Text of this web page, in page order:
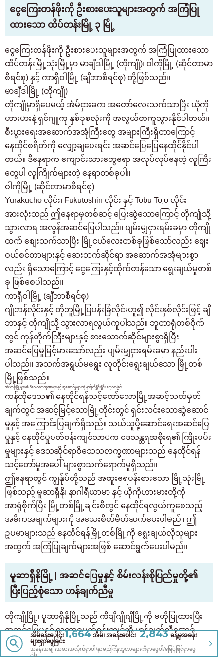
ငွေကြေးတန်ဖိုးကို ဦးစားပေးသူများအတွက် အကြံပြု
ထားသော ထိပ်တန်းမြို့ ၃ မြို့
ငွေကြေးတန်ဖိုးကို ဦးစားပေးသူများအတွက် အကြံပြုထားသော
ထိပ်တန်းမြို့သုံးမြို့မှာ မာချီဒါမြို့ (တိုကျို)၊ ဝါကိုမြို့ (ဆိုင်တာမာ
စီရင်စု) နှင့် ကာရှီဝါမြို့ (ချီဘာစီရင်စု) တို့ဖြစ်သည်။
မာချီဒါမြို့ (တိုကျို)
တိုကျိုမှာရှိပေမယ့် အိမ်ငှားခက အတော်လေးသက်သာပြီး ယိုကို
ဟားမားနဲ့ ရှင်ဂျူကု နှစ်ခုစလုံးကို အလွယ်တကူသွားနိုင်ပါတယ်။
စီးပွားရေးအဆောက်အအုံကြီးတွေ အများကြီးရှိတာကြောင့်
နေထိုင်စရိတ်ကို လျှော့ချပေးရင်း အဆင်ပြေပြေနေထိုင်နိုင်ပါ
တယ်။ ဒီနေရာက ကျောင်းသားတွေရော အလုပ်လုပ်နေတဲ့ လူကြီး
တွေပါ လူကြိုက်များတဲ့ နေရာတစ်ခုပါ။
ဝါကိုမြို့ (ဆိုင်တာမာစီရင်စု)
Yurakucho လိုင်း၊ Fukutoshin လိုင်း နှင့် Tobu Tojo လိုင်း
အားလုံးသည် ဤနေရာမှတစ်ဆင့် ပြေးဆွဲသောကြောင့် တိုကျိုသို့
သွားလာရ အလွန်အဆင်ပြေပါသည်။ ပျမ်းမျှငှားရမ်းခမှာ တိုကျို
ထက် စျေးသက်သာပြီး မြို့ငယ်လေးတစ်ခုဖြစ်သော်လည်း ဈေး
ဝယ်စင်တာများနှင့် ဆေးဘက်ဆိုင်ရာ အဆောက်အအုံများစွာ
လည်း ရှိသောကြောင့် ငွေကြေးနှင့်ထိုက်တန်သော ရွေးချယ်မှုတစ်
ခု ဖြစ်စေပါသည်။
ကာရှီဝါမြို့ (ချီဘာစီရင်စု)
ဂျိုဘန်လိုင်းနှင့် တိုဘူမြို့ပြပန်းခြံလိုင်းဟူ၍ လိုင်းနှစ်လိုင်းဖြင့် ချီ
ဘာနှင့် တိုကျိုသို့ သွားလာရလွယ်ကူပါသည်။ ဘူတာရုံတစ်ဝိုက်
တွင် ကုန်တိုက်ကြီးများနှင့် စားသောက်ဆိုင်များစွာရှိပြီး
အဆင်ပြေမှုမြင့်မားသော်လည်း ပျမ်းမျှငှားရမ်းခမှာ နည်းပါး
ပါသည်။ အသက်အရွယ်မရွေး လူတိုင်းရွေးချယ်သော မြို့တစ်
မြို့ဖြစ်သည်။
ထိပ်တန်းမြို့များ၏ ဝိသေသလက္ခဏာများနှင့် ဆွဲဆောင်မှုများကို နက်နက်ရှိုင်းရှိုင်း လေ့လာခြင်း
ကန်တိုဒေသ၏ နေထိုင်ရန်သင့်တော်သောမြို့အဆင့်သတ်မှတ်
ချက်တွင် အဆင့်မြင့်သောမြို့တိုင်းတွင် ရှင်းလင်းသောဆွဲဆောင်
မှုနှင့် အကြောင်းပြချက်ရှိသည်။ သယ်ယူပို့ဆောင်ရေးအဆင်ပြေ
မှုနှင့် နေထိုင်မှုပတ်ဝန်းကျင်သာမက ဒေသန္တရအစိုးရ၏ ကြိုးပမ်း
မှုများနှင့် ဒေသဆိုင်ရာဝိသေသလက္ခဏာများသည် နေထိုင်ရန်
သင့်တော်မှုအပေါ် များစွာသက်ရောက်မှုရှိသည်။
ဤနေရာတွင် ကျွန်ုပ်တို့သည် အထူးရေပန်းစားသော မြို့သုံးမြို့
ဖြစ်သည့် မူဆာရှီနို၊ နာဂါရီယာမာ နှင့် ယိုကိုဟားမားတို့ကို
အာရုံစိုက်ပြီး မြို့တစ်မြို့ချင်းစီတွင် နေထိုင်ရလွယ်ကူစေသည့်
အဓိကအချက်များကို အသေးစိတ်မိတ်ဆက်ပေးပါမည်။ ဤ
ဥပမာများသည် နေထိုင်ရန်မြို့တစ်မြို့ကို ရွေးချယ်လိုသူများ
အတွက် အကြံပြုချက်များအဖြစ် ဆောင်ရွက်ပေးပါမည်။
မူဆာရှီနိုမြို့ | အဆင်ပြေမှုနှင့် စိမ်းလန်းစိုပြည်မှုတို့၏
ပြီးပြည့်စုံသော ဟန်ချက်ညီမှု
တိုကျိုမြို့၊ မူဆာရှီနိုမြို့သည် ကီချီဂျိုဂျီမြို့ကို ဗဟိုပြုထားပြီး
အဆင်ပြေမှုနှင့် သဘာဝပတ်ဝန်းကျင်ကို ဟန်ချက်ညီအောင်
တည်ဆောက်ထားသော မြို့တစ်မြို့အဖြစ် အလွန်ရေပန်းစား
အိမ်ခန်းပေါင်း1,664 အိမ်၊ အခန်းပေါင်း 2,843 ခန့်မှအခန်း
များရှာဖွေခြင်း
အခန်းအမျိုးအစားအလိုက်ရှာပါ/နာမည်ကြီးဘူတာများကိုရှာဖွေပါ/မြေပုံဖြင့်ရှာဖွေ
ပါ။